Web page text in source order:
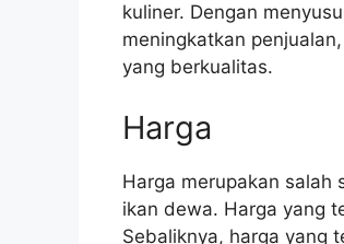
kuliner. Dengan
meningkatkan
yang berkualitas.
Harga
Harga merupakan salah
ikan dewa. Harga yang
Sebaliknya, harga yang